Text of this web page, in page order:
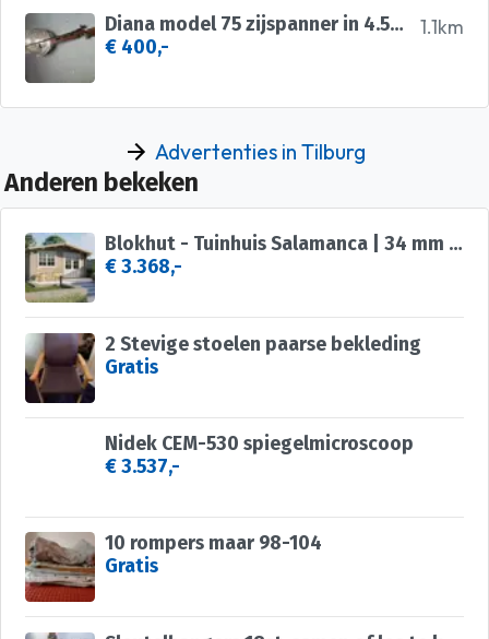
1.1km
Diana model 75 zijspanner in 4.5mm luchtbuks
€ 400,-
Advertenties in Tilburg
Anderen bekeken
Blokhut - Tuinhuis Salamanca | 34 mm | vuren onbehandeld
€ 3.368,-
2 Stevige stoelen paarse bekleding
Gratis
Nidek CEM-530 spiegelmicroscoop
€ 3.537,-
10 rompers maar 98-104
Gratis